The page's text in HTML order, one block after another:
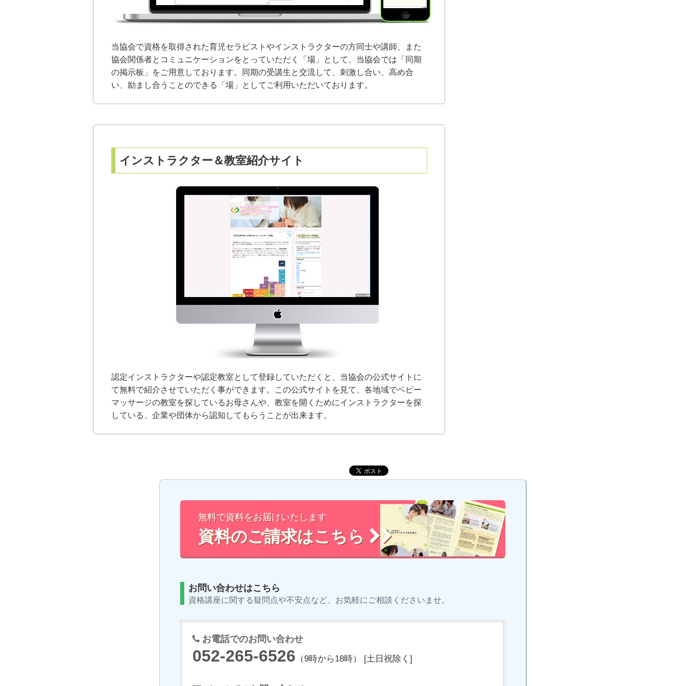
当協会で資格を取得された育児セラピストやインストラクターの方同士や講師、また
協会関係者とコミュニケーションをとっていただく「場」として、当協会では「同期
の掲示板」をご用意しております。同期の受講生と交流して、刺激し合い、高め合
い、励まし合うことのできる「場」としてご利用いただいております。
インストラクター＆教室紹介サイト
認定インストラクターや認定教室として登録していただくと、当協会の公式サイトに
て無料で紹介させていただく事ができます。この公式サイトを見て、各地域でベビー
マッサージの教室を探しているお母さんや、教室を開くためにインストラクターを探
している、企業や団体から認知してもらうことが出来ます。
無料で資料をお届けいたします
資料のご請求はこちら
お問い合わせはこちら
資格講座に関する疑問点や不安点など、お気軽にご相談くださいませ。
お電話でのお問い合わせ
052-265-6526 （9時から18時） [土日祝除く]